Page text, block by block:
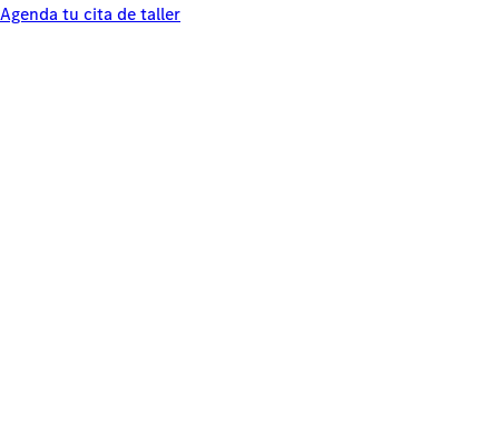
Agenda tu cita de taller